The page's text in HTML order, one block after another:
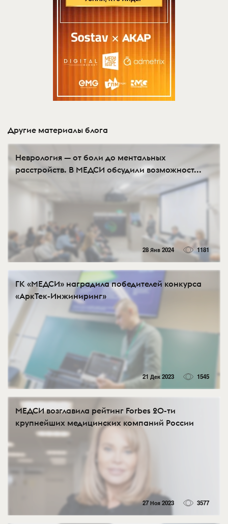
Другие материалы блога
Неврология — от боли до ментальных
расстройств. В МЕДСИ обсудили возможност...
28 Янв 2024 1181
ГК «МЕДСИ» наградила победителей конкурса
«АркТек-Инжиниринг»
21 Дек 2023 1545
МЕДСИ возглавила рейтинг Forbes 20-ти
крупнейших медицинских компаний России
27 Ноя 2023 3577